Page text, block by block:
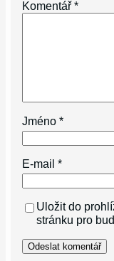
Komentář*
Jméno*
E-mail*
Uložit do
stránku pro